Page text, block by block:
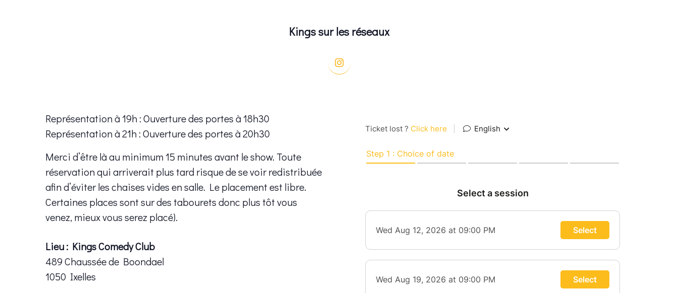
Kings sur les réseaux
Représentation à 19h : Ouverture des portes à 18h30
Représentation à 21h : Ouverture des portes à 20h30
Merci d’être là au minimum 15 minutes avant le show. Toute
réservation qui arriverait plus tard risque de se voir redistribuée
afin d’éviter les chaises vides en salle. Le placement est libre.
Certaines places sont sur des tabourets donc plus tôt vous
venez, mieux vous serez placé).
Lieu : Kings Comedy Club
489 Chaussée de Boondael
1050 Ixelles